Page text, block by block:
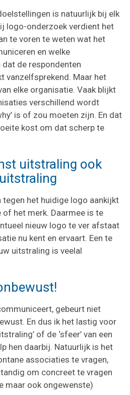
is natuurlijk bij elk
logo-onderzoek verdient het
te voren te weten wat het
en welke
de respondenten
vanzelfsprekend. Maar het
elke organisatie. Vaak blijkt
verschillend wordt
is of zou moeten zijn. En dat
kost om dat scherp te
uitstraling ook
tegen het huidige logo aankijkt
het merk. Daarmee is te
nieuw logo te ver afstaat
nu kent en ervaart. Een te
uitstraling is veelal
gebeurt niet
En dus ik het lastig voor
of de ‘sfeer’ van een
hen daarbij. Natuurlijk is het
associaties te vragen,
om concreet te vragen
maar ook ongewenste)